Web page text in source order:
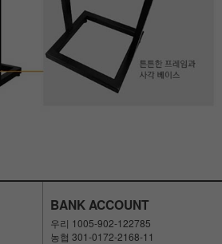
BANK ACCOUNT
우리 1005-902-122785
농협 301-0172-2168-11